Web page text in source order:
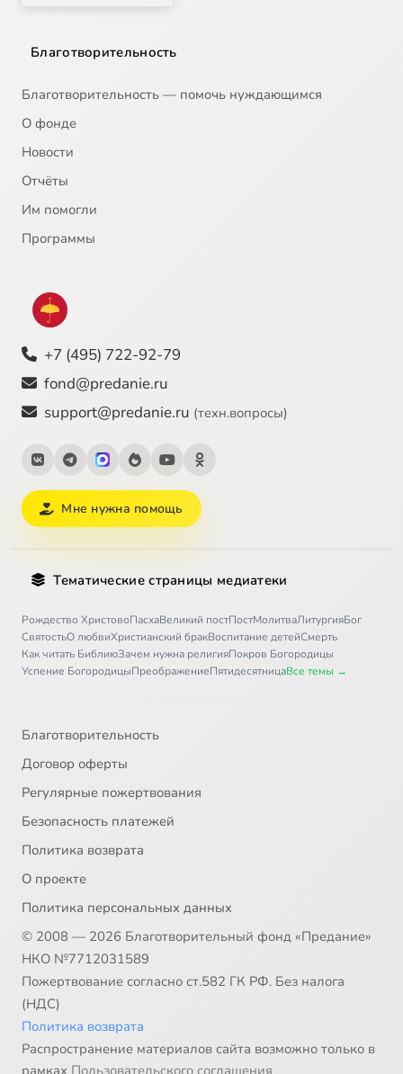
Благотворительность
Благотворительность — помочь нуждающимся
О фонде
Новости
Отчёты
Им помогли
Программы
+7 (495) 722-92-79
fond@predanie.ru
support@predanie.ru (техн.вопросы)
Мне нужна помощь
Тематические страницы медиатеки
Рождество ХристовоПасхаВеликий постПостМолитваЛитургияБог
СвятостьО любвиХристианский бракВоспитание детейСмерть
Как читать БиблиюЗачем нужна религияПокров Богородицы
Успение БогородицыПреображениеПятидесятницаВсе темы →
Благотворительность
Договор оферты
Регулярные пожертвования
Безопасность платежей
Политика возврата
О проекте
Политика персональных данных
© 2008 — 2026 Благотворительный фонд «Предание»
НКО №7712031589
Пожертвование согласно ст.582 ГК РФ. Без налога
(НДС)
Политика возврата
Распространение материалов сайта возможно только в